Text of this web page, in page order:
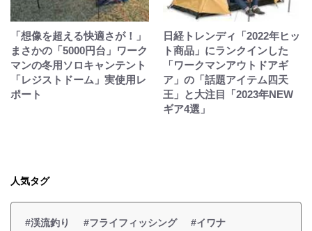
「想像を超える快適さが！」
まさかの「5000円台」ワーク
マンの冬用ソロキャンテント
「レジストドーム」実使用レ
ポート
日経トレンディ「2022年ヒッ
ト商品」にランクインした
「ワークマンアウトドアギ
ア」の「話題アイテム四天
王」と大注目「2023年NEW
ギア4選」
人気タグ
#渓流釣り #フライフィッシング
#イワナ